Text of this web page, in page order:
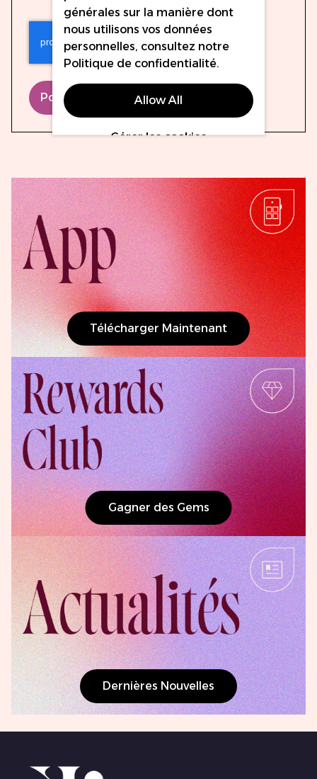
Poster le commentaire
Télécharger Maintenant
Gagner des Gems
Dernières Nouvelles
générales sur la manière dont
nous utilisons vos données
personnelles, consultez notre
Politique de confidentialité.
Allow All
Gérer les cookies